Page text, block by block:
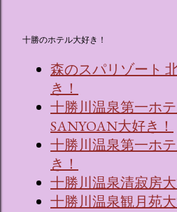
十勝のホテル大好き！
森のスパリゾート
き！
十勝川温泉第一ホ
SANYOAN大好き！
十勝川温泉第一ホ
き！
十勝川温泉清寂房大
十勝川温泉観月苑大